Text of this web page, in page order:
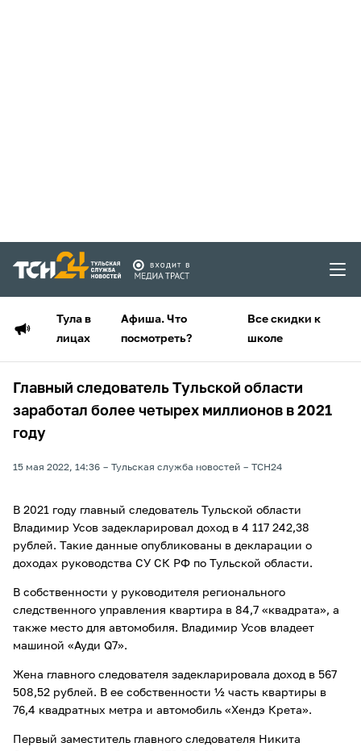
Тула в
лицах
Афиша. Что
посмотреть?
Все скидки к
школе
Главный следователь Тульской области
заработал более четырех миллионов в 2021
году
15 мая 2022, 14:36 Тульская служба новостей ТСН24
В 2021 году главный следователь Тульской области
Владимир Усов задекларировал доход в 4 117 242,38
рублей. Такие данные опубликованы в декларации о
доходах руководства СУ СК РФ по Тульской области.
В собственности у руководителя регионального
следственного управления квартира в 84,7 «квадрата», а
также место для автомобиля. Владимир Усов владеет
машиной «Ауди Q7».
Жена главного следователя задекларировала доход в 567
508,52 рублей. В ее собственности ½ часть квартиры в
76,4 квадратных метра и автомобиль «Хендэ Крета».
Первый заместитель главного следователя Никита